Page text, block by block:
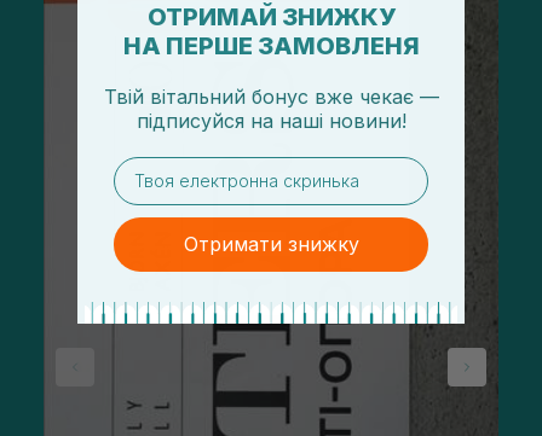
ОТРИМАЙ ЗНИЖКУ
НА ПЕРШЕ ЗАМОВЛЕНЯ
Твій вітальний бонус вже чекає —
підписуйся на наші новини!
email
Отримати знижку